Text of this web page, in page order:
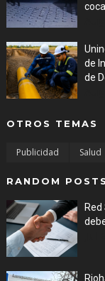
de
de
OTROS TEMAS
Publicidad Salud
RANDOM POSTS